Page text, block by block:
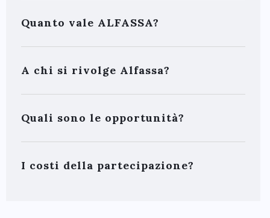
Quanto vale ALFASSA?
A chi si rivolge Alfassa?
Quali sono le opportunità?
I costi della partecipazione?